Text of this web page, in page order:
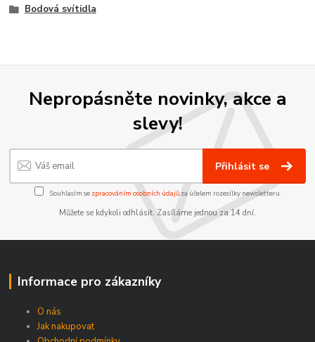
Bodová svítidla
Nepropásněte novinky, akce a
slevy!
Přihlásit se
Souhlasím se zpracováním osobních údajůza účelem rozesílky newsletteru.
Můžete se kdykoli odhlásit. Zasíláme jednou za 14 dní.
Informace pro zákazníky
O nás
Jak nakupovat